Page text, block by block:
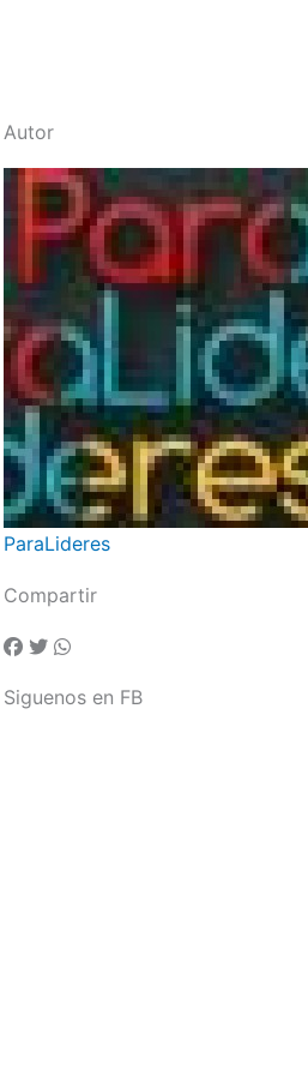
Autor
ParaLideres
Compartir
Siguenos en FB